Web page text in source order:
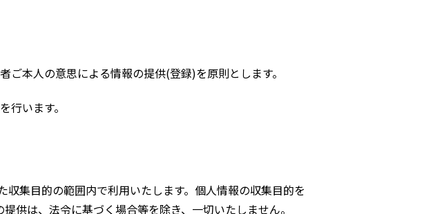
本人の意思による情報の提供(登録)を原則とします。
います。
集目的の範囲内で利用いたします。個人情報の収集目的を
供は、法令に基づく場合等を除き、一切いたしません。